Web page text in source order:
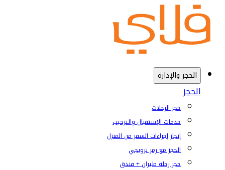
الحجز والإدارة
الحجز
حجز الرحلات
خدمات الإستقبال والترحيب
إنجاز إجراءات السفر من المنزل
الحجز مع رمز ترويجي
حجز رحلة طيران + فندق